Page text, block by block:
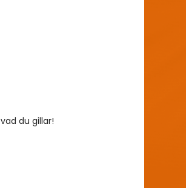
du gillar!